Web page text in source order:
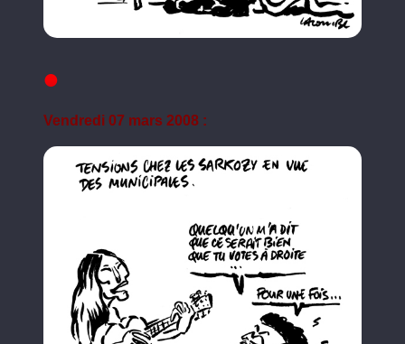
Vendredi 07 mars 2008 :